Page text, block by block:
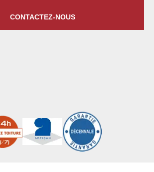
CONTACTEZ-NOUS